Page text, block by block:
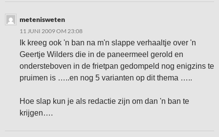
metenisweten
11 JUNI 2009 OM 23:08
Ik kreeg ook 'n ban na m'n slappe verhaaltje over 'n
Geertje Wilders die in de paneermeel gerold en
ondersteboven in de frietpan gedompeld nog enigzins te
pruimen is …..en nog 5 varianten op dit thema …..
Hoe slap kun je als redactie zijn om dan 'n ban te
krijgen….